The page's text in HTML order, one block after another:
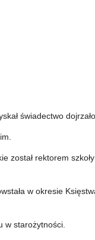
świadectwo
został rektorem
w okresie
w starożytności.